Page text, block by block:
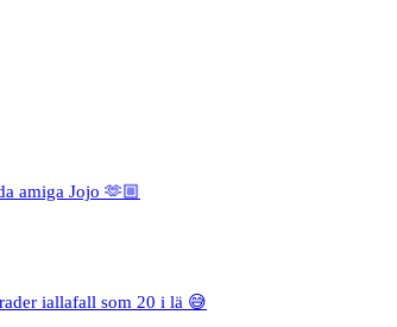
amiga Jojo 🫶🏼
iallafall som 20 i lä 😅